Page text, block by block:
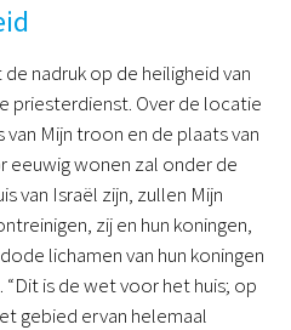
nadruk op de heiligheid van
priesterdienst. Over de locatie
Mijn troon en de plaats van
eeuwig wonen zal onder de
van Israël zijn, zullen Mijn
zij en hun koningen,
lichamen van hun koningen
is de wet voor het huis; op
gebied ervan helemaal